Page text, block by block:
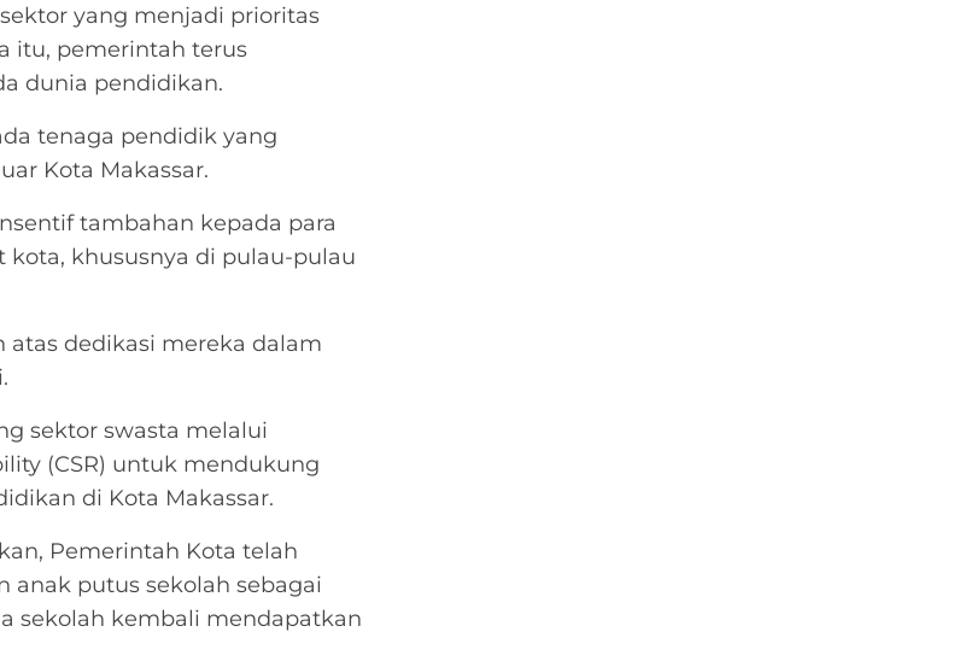
yang menjadi prioritas
itu, pemerintah terus
dunia pendidikan.
tenaga pendidik yang
Kota Makassar.
tambahan kepada para
khususnya di pulau-pulau
atas dedikasi mereka dalam
sektor swasta melalui
(CSR) untuk mendukung
di Kota Makassar.
Pemerintah Kota telah
anak putus sekolah sebagai
sekolah kembali mendapatkan